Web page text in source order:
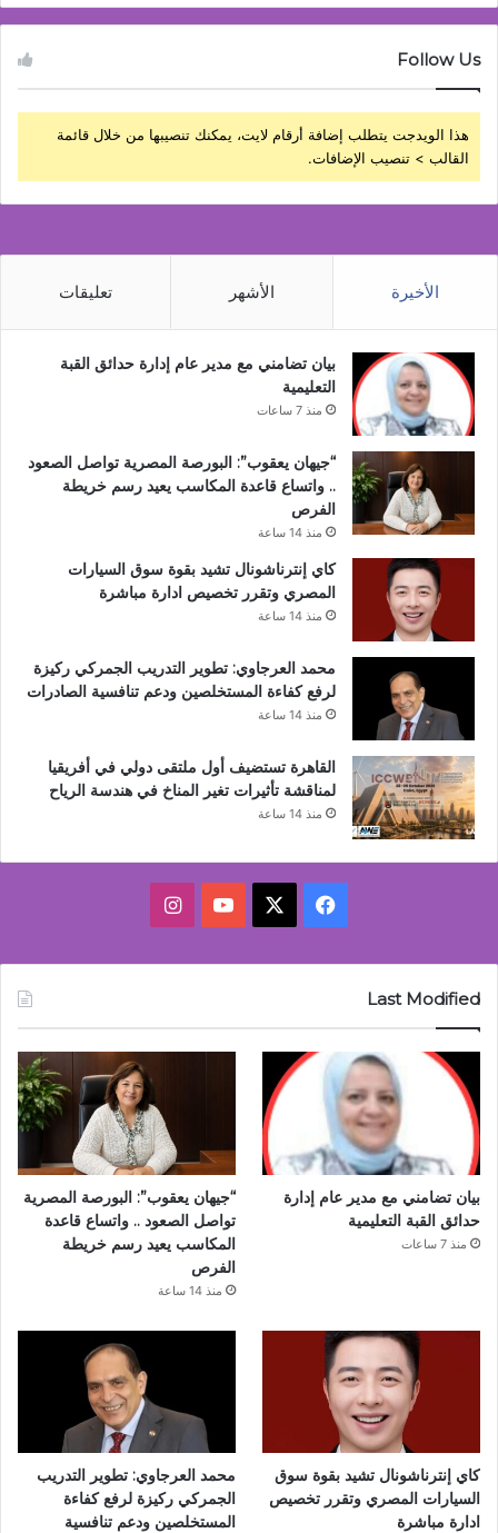
Follow Us
هذا الويدجت يتطلب إضافة أرقام لايت، يمكنك تنصيبها من خلال قائمة
القالب > تنصيب الإضافات.
الأخيرة الأشهر تعليقات
بيان تضامني مع مدير عام إدارة حدائق القبة
التعليمية
منذ 7 ساعات
“جيهان يعقوب”: البورصة المصرية تواصل الصعود
.. واتساع قاعدة المكاسب يعيد رسم خريطة
الفرص
منذ 14 ساعة
كاي إنترناشونال تشيد بقوة سوق السيارات
المصري وتقرر تخصيص ادارة مباشرة
منذ 14 ساعة
محمد العرجاوي: تطوير التدريب الجمركي ركيزة
لرفع كفاءة المستخلصين ودعم تنافسية الصادرات
منذ 14 ساعة
القاهرة تستضيف أول ملتقى دولي في أفريقيا
لمناقشة تأثيرات تغير المناخ في هندسة الرياح
منذ 14 ساعة
فيسبوك ‫YouTubeانستقرام
Last Modified
بيان تضامني مع مدير عام إدارة
حدائق القبة التعليمية
منذ 7 ساعات
“جيهان يعقوب”: البورصة المصرية
تواصل الصعود .. واتساع قاعدة
المكاسب يعيد رسم خريطة
الفرص
منذ 14 ساعة
كاي إنترناشونال تشيد بقوة سوق
السيارات المصري وتقرر تخصيص
ادارة مباشرة
محمد العرجاوي: تطوير التدريب
الجمركي ركيزة لرفع كفاءة
المستخلصين ودعم تنافسية